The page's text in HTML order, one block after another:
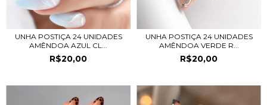
UNHA POSTIÇA 24 UNIDADES
AMÊNDOA AZUL CL...
R$20,00
UNHA POSTIÇA 24 UNIDADES
AMÊNDOA VERDE R...
R$20,00